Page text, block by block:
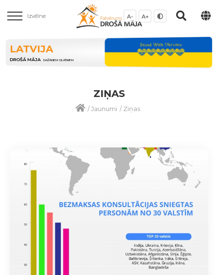
Izvēlne A- A+
LATVIJA
DROŠĀ MĀJA DAŽĀDIEM CILVĒKIEM
ZIŅAS
/Jaunumi /Ziņas